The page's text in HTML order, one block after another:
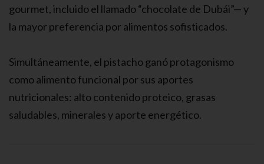
gourmet, incluido el llamado “chocolate de Dubái”— y
la mayor preferencia por alimentos sofisticados.
Simultáneamente, el pistacho ganó protagonismo
como alimento funcional por sus aportes
nutricionales: alto contenido proteico, grasas
saludables, minerales y aporte energético.